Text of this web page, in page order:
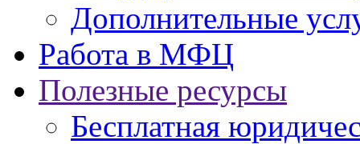
Дополнительные
Работа в МФЦ
Полезные ресурсы
Бесплатная